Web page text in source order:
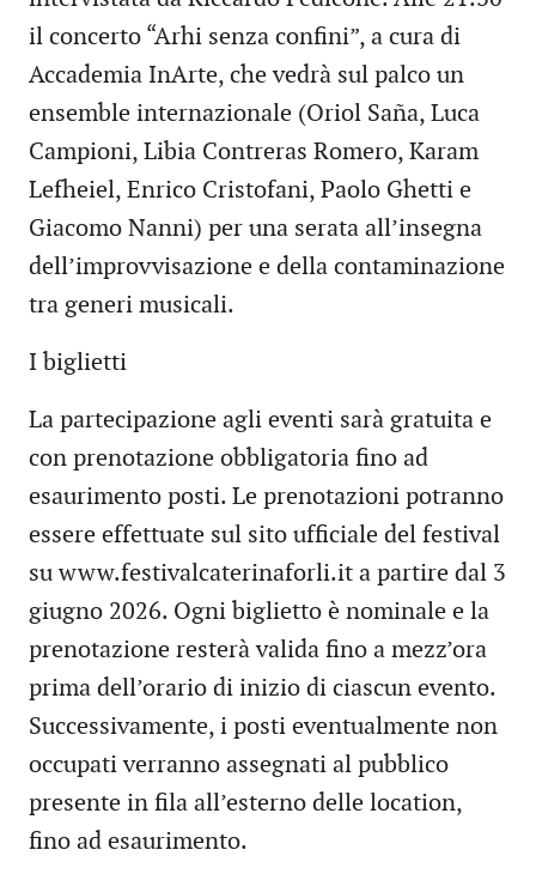
il concerto “Arhi senza confini”, a cura di
Accademia InArte, che vedrà sul palco un
ensemble internazionale (Oriol Saña, Luca
Campioni, Libia Contreras Romero, Karam
Lefheiel, Enrico Cristofani, Paolo Ghetti e
Giacomo Nanni) per una serata all’insegna
dell’improvvisazione e della contaminazione
tra generi musicali.
I biglietti
La partecipazione agli eventi sarà gratuita e
con prenotazione obbligatoria fino ad
esaurimento posti. Le prenotazioni potranno
essere effettuate sul sito ufficiale del festival
su www.festivalcaterinaforli.it a partire dal 3
giugno 2026. Ogni biglietto è nominale e la
prenotazione resterà valida fino a mezz’ora
prima dell’orario di inizio di ciascun evento.
Successivamente, i posti eventualmente non
occupati verranno assegnati al pubblico
presente in fila all’esterno delle location,
fino ad esaurimento.